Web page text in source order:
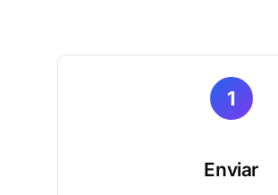
1
Enviar